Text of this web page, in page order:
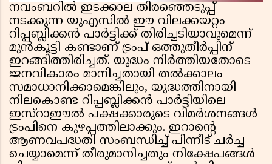
നവംബറിൽ ഇടക്കാല തിരഞ്ഞെടുപ്പ്
നടക്കുന്ന യുഎസിൽ ഈ വിലക്കയറ്റം
റിപ്പബ്ലിക്കൻ പാർട്ടിക്ക് തിരിച്ചടിയാവുമെന്ന്
മുൻകൂട്ടി കണ്ടാണ് ട്രംപ് ഒത്തുതീർപ്പിന്
ഇറങ്ങിത്തിരിച്ചത്. യുദ്ധം നിർത്തിയതോടെ
ജനവികാരം മാനിച്ചതായി തൽക്കാലം
സമാധാനിക്കാമെങ്കിലും, യുദ്ധത്തിനായി
നിലകൊണ്ട റിപ്പബ്ലിക്കൻ പാർട്ടിയിലെ
ഇസ്റാഈൽ പക്ഷക്കാരുടെ വിമർശനങ്ങൾ
ട്രംപിനെ കുഴപ്പത്തിലാക്കും. ഇറാൻ്റെ
ആണവപദ്ധതി സംബന്ധിച്ച് പിന്നീട് ചർച്ച
ചെയ്യാമെന്ന് തീരുമാനിച്ചതും നിക്ഷേപങ്ങൾ